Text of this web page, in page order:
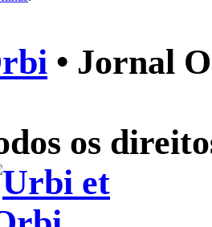
• Jornal
os